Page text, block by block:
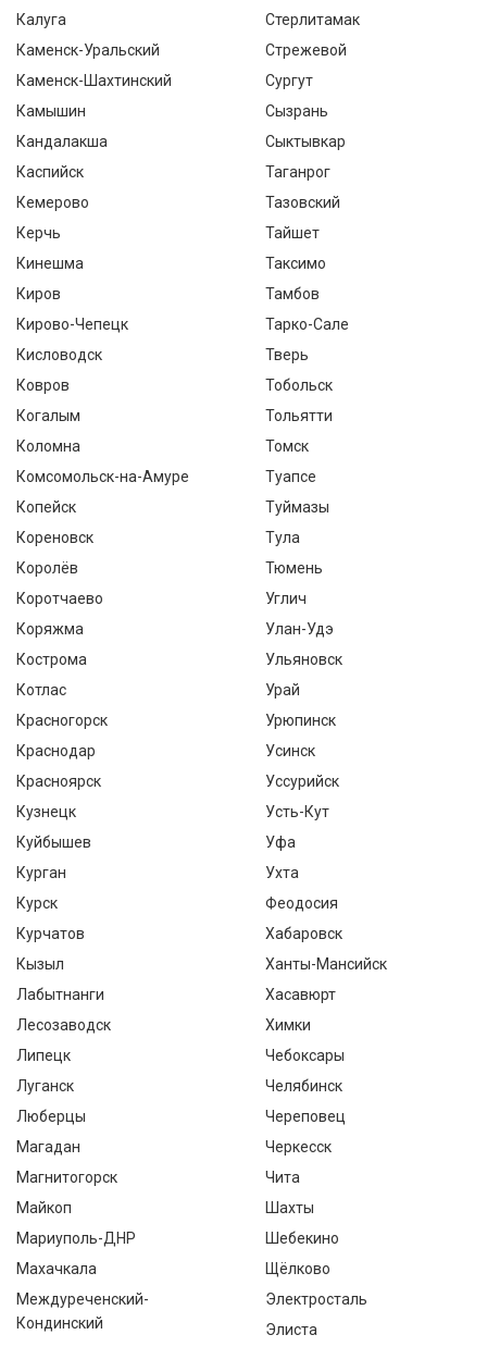
Калуга
Каменск-Уральский
Каменск-Шахтинский
Камышин
Кандалакша
Каспийск
Кемерово
Керчь
Кинешма
Киров
Кирово-Чепецк
Кисловодск
Ковров
Когалым
Коломна
Комсомольск-на-Амуре
Копейск
Кореновск
Королёв
Коротчаево
Коряжма
Кострома
Котлас
Красногорск
Краснодар
Красноярск
Кузнецк
Куйбышев
Курган
Курск
Курчатов
Кызыл
Лабытнанги
Лесозаводск
Липецк
Луганск
Люберцы
Магадан
Магнитогорск
Майкоп
Мариуполь-ДНР
Махачкала
Междуреченский-
Кондинский
Стерлитамак
Стрежевой
Сургут
Сызрань
Сыктывкар
Таганрог
Тазовский
Тайшет
Таксимо
Тамбов
Тарко-Сале
Тверь
Тобольск
Тольятти
Томск
Туапсе
Туймазы
Тула
Тюмень
Углич
Улан-Удэ
Ульяновск
Урай
Урюпинск
Усинск
Уссурийск
Усть-Кут
Уфа
Ухта
Феодосия
Хабаровск
Ханты-Мансийск
Хасавюрт
Химки
Чебоксары
Челябинск
Череповец
Черкесск
Чита
Шахты
Шебекино
Щёлково
Электросталь
Элиста